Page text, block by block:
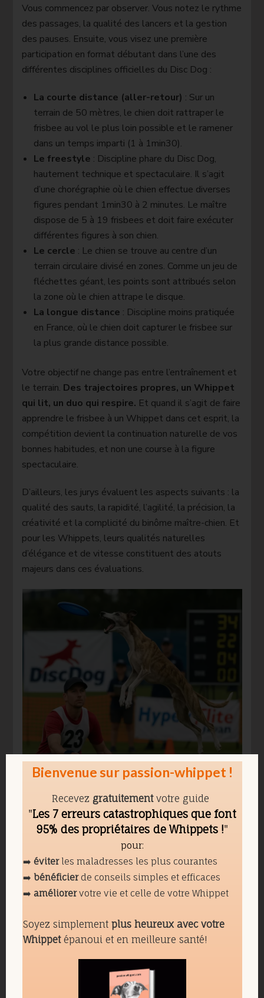
Vous commencez par observer. Vous notez le rythme
des passages, la qualité des lancers et la gestion
des pauses. Ensuite, vous visez une première
participation en format débutant dans l’une des
différentes disciplines officielles du Disc Dog :
La courte distance (aller-retour) : Sur un
terrain de 50 mètres, le chien doit rattraper le
frisbee au vol le plus loin possible et le ramener
dans un temps imparti (1 à 1min30).
Le freestyle : Discipline phare du Disc Dog,
hautement technique et spectaculaire. Il s’agit
d’une chorégraphie où le chien effectue diverses
figures pendant 1min30 à 2 minutes. Le maître
dispose de 5 à 19 frisbees et doit faire exécuter
différentes figures à son chien.
Le cercle : Le chien se trouve au centre d’un
terrain circulaire divisé en zones. Comme un jeu de
fléchettes géant, les points sont attribués selon
la zone où le chien attrape le disque.
La longue distance : Discipline moins pratiquée
en France, où le chien doit capturer le frisbee sur
la plus grande distance possible.
Votre objectif ne change pas entre l’entraînement et
le terrain. Des trajectoires propres, un Whippet
qui lit, un duo qui respire. Et quand il s’agit de faire
apprendre le frisbee à un Whippet dans cet esprit, la
compétition devient la continuation naturelle de vos
bonnes habitudes, et non une course à la figure
spectaculaire.
D’ailleurs, les jurys évaluent les aspects suivants : la
qualité des sauts, la rapidité, l’agilité, la précision, la
créativité et la complicité du binôme maître-chien. Et
pour les Whippets, leurs qualités naturelles
d’élégance et de vitesse constituent des atouts
majeurs dans ces évaluations.
Sécurité et matériel pour
apprendre le frisbee à un
Whippet
En premier, attendez lafin de la croissance
Bienvenue sur passion-whippet !
Recevez gratuitementvotre guide
"Les 7 erreurs catastrophiques que font
95% des propriétaires de Whippets !"
pour:
➡️ éviter les maladresses les plus courantes
➡️ bénéficierde conseils simples et efficaces
➡️ améliorervotre vie et celle de votre Whippet
Soyez simplement plus heureux avec votre
Whippetépanoui et en meilleure santé!